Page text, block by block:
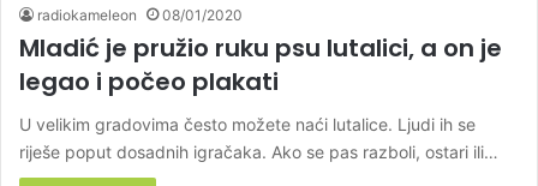
radiokameleon 08/01/2020
Mladić je pružio ruku psu lutalici, a on je
legao i počeo plakati
U velikim gradovima često možete naći lutalice. Ljudi ih se
riješe poput dosadnih igračaka. Ako se pas razboli, ostari ili…